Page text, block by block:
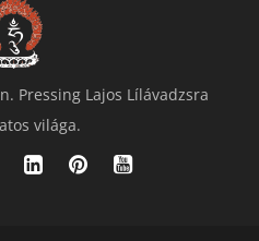
Pressing Lajos Lílávadzsra
világa.